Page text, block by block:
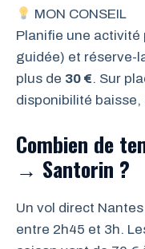
MON CONSEIL
Planifie une
guidée) et réserve-
plus de 30 €. Sur
disponibilité
Combien de
→ Santorin ?
Un vol direct
entre 2h45 et 3h.